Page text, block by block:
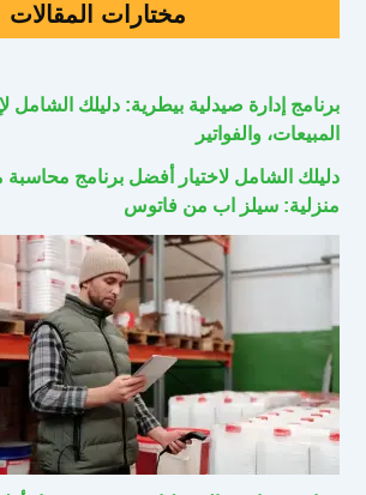
مختارات المقالات
برنامج إدارة صيدلية بيطرية: دليلك الشامل
المبيعات، والفواتير
دليلك الشامل لاختيار أفضل برنامج
منزلية: سيلز اب من فاتوس